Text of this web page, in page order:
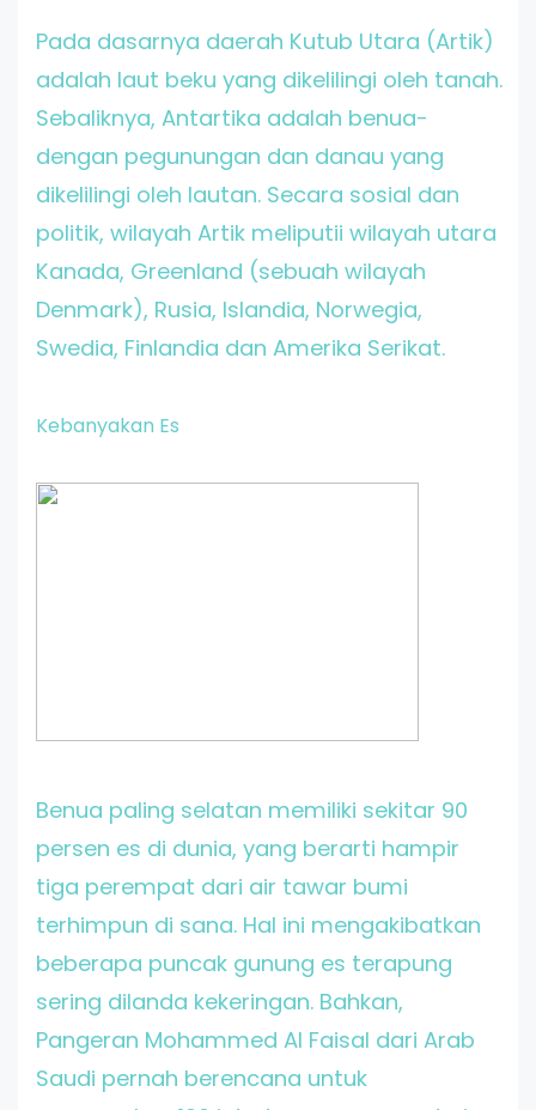
Pada dasarnya daerah Kutub Utara (Artik)
adalah laut beku yang dikelilingi oleh tanah.
Sebaliknya, Antartika adalah benua-
dengan pegunungan dan danau yang
dikelilingi oleh lautan. Secara sosial dan
politik, wilayah Artik meliputii wilayah utara
Kanada, Greenland (sebuah wilayah
Denmark), Rusia, Islandia, Norwegia,
Swedia, Finlandia dan Amerika Serikat.
Kebanyakan Es
Benua paling selatan memiliki sekitar 90
persen es di dunia, yang berarti hampir
tiga perempat dari air tawar bumi
terhimpun di sana. Hal ini mengakibatkan
beberapa puncak gunung es terapung
sering dilanda kekeringan. Bahkan,
Pangeran Mohammed Al Faisal dari Arab
Saudi pernah berencana untuk